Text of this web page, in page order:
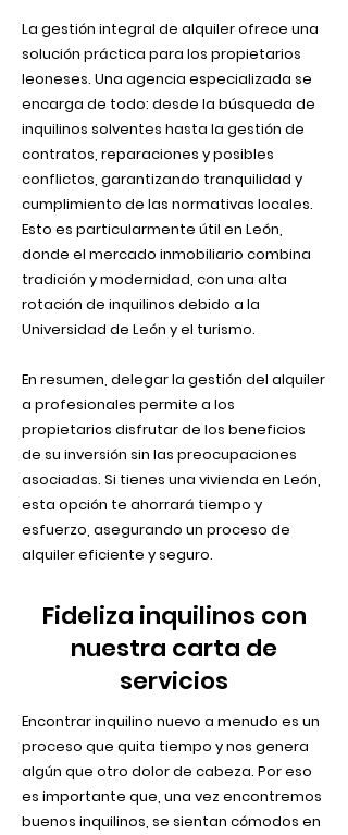
La gestión integral de alquiler ofrece una
solución práctica para los propietarios
leoneses. Una agencia especializada se
encarga de todo: desde la búsqueda de
inquilinos solventes hasta la gestión de
contratos, reparaciones y posibles
conflictos, garantizando tranquilidad y
cumplimiento de las normativas locales.
Esto es particularmente útil en León,
donde el mercado inmobiliario combina
tradición y modernidad, con una alta
rotación de inquilinos debido a la
Universidad de León y el turismo.
En resumen, delegar la gestión del alquiler
a profesionales permite a los
propietarios disfrutar de los beneficios
de su inversión sin las preocupaciones
asociadas. Si tienes una vivienda en León,
esta opción te ahorrará tiempo y
esfuerzo, asegurando un proceso de
alquiler eficiente y seguro.
Fideliza inquilinos con
nuestra carta de
servicios
Encontrar inquilino nuevo a menudo es un
proceso que quita tiempo y nos genera
algún que otro dolor de cabeza. Por eso
es importante que, una vez encontremos
buenos inquilinos, se sientan cómodos en